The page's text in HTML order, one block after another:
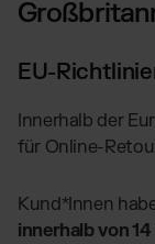
EU-
Innerhalb der
für Online-
Kund*Innen
innerhalb von